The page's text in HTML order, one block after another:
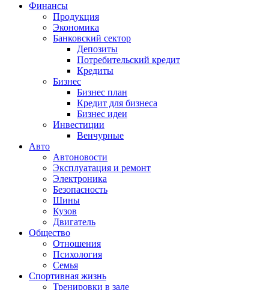
Финансы
Продукция
Экономика
Банковский сектор
Депозиты
Потребительский кредит
Кредиты
Бизнес
Бизнес план
Кредит для бизнеса
Бизнес идеи
Инвестиции
Венчурные
Авто
Автоновости
Эксплуатация и ремонт
Электроника
Безопасность
Шины
Кузов
Двигатель
Общество
Отношения
Психология
Семья
Спортивная жизнь
Тренировки в зале